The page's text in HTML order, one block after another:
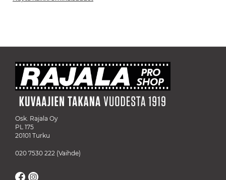
Osk. Rajala Oy
PL 175
20101 Turku
020 7530 222 (Vaihde)